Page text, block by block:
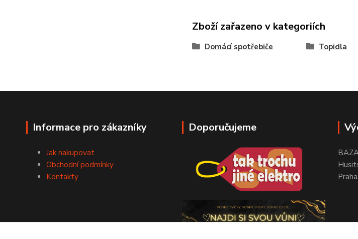
Zboží zařazeno v kategoriích
Domácí spotřebiče Topidla
Informace pro zákazníky
Jak nakupovat
Obchodní podmínky
Kontakty
Doporučujeme